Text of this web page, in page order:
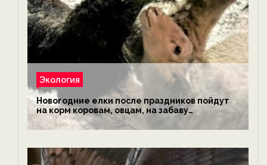
Экология
Новогодние елки после праздников пойдут
на корм коровам, овцам, на забаву
обезьянам, львам и леопардам — новости
экологии на ECOportal